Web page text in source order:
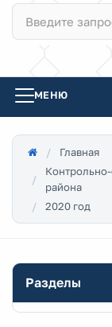
МЕНЮ
Главная
района
2020 год
Разделы